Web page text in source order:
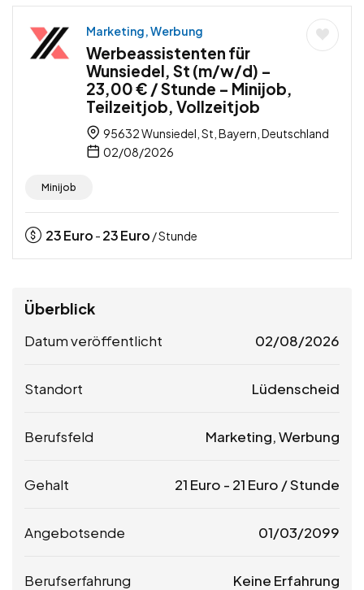
Marketing, Werbung
Werbeassistenten für
Wunsiedel, St (m/w/d) –
23,00 € / Stunde – Minijob,
Teilzeitjob, Vollzeitjob
95632 Wunsiedel, St, Bayern, Deutschland
02/08/2026
Minijob
23Euro - 23Euro / Stunde
Überblick
Datum veröffentlicht 02/08/2026
Standort Lüdenscheid
Berufsfeld Marketing, Werbung
Gehalt 21 Euro - 21 Euro / Stunde
Angebotsende 01/03/2099
Berufserfahrung Keine Erfahrung